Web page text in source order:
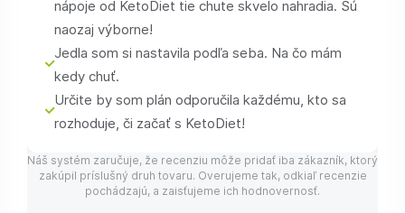
nápoje od KetoDiet tie chute skvelo nahradia. Sú
naozaj výborne!
Jedla som si nastavila podľa seba. Na čo mám
kedy chuť.
Určite by som plán odporučila každému, kto sa
rozhoduje, či začať s KetoDiet!
Náš systém zaručuje, že recenziu môže pridať iba zákazník, ktorý
zakúpil príslušný druh tovaru. Overujeme tak, odkiaľ recenzie
pochádzajú, a zaisťujeme ich hodnovernosť.